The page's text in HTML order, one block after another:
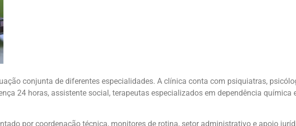
conjunta de diferentes especialidades. A clínica conta com psiquiatras,
24 horas, assistente social, terapeutas especializados em dependência química
por coordenação técnica, monitores de rotina, setor administrativo e apoio